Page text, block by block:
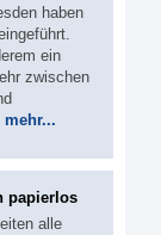
haben
ein
zwischen
mehr...
papierlos
alle